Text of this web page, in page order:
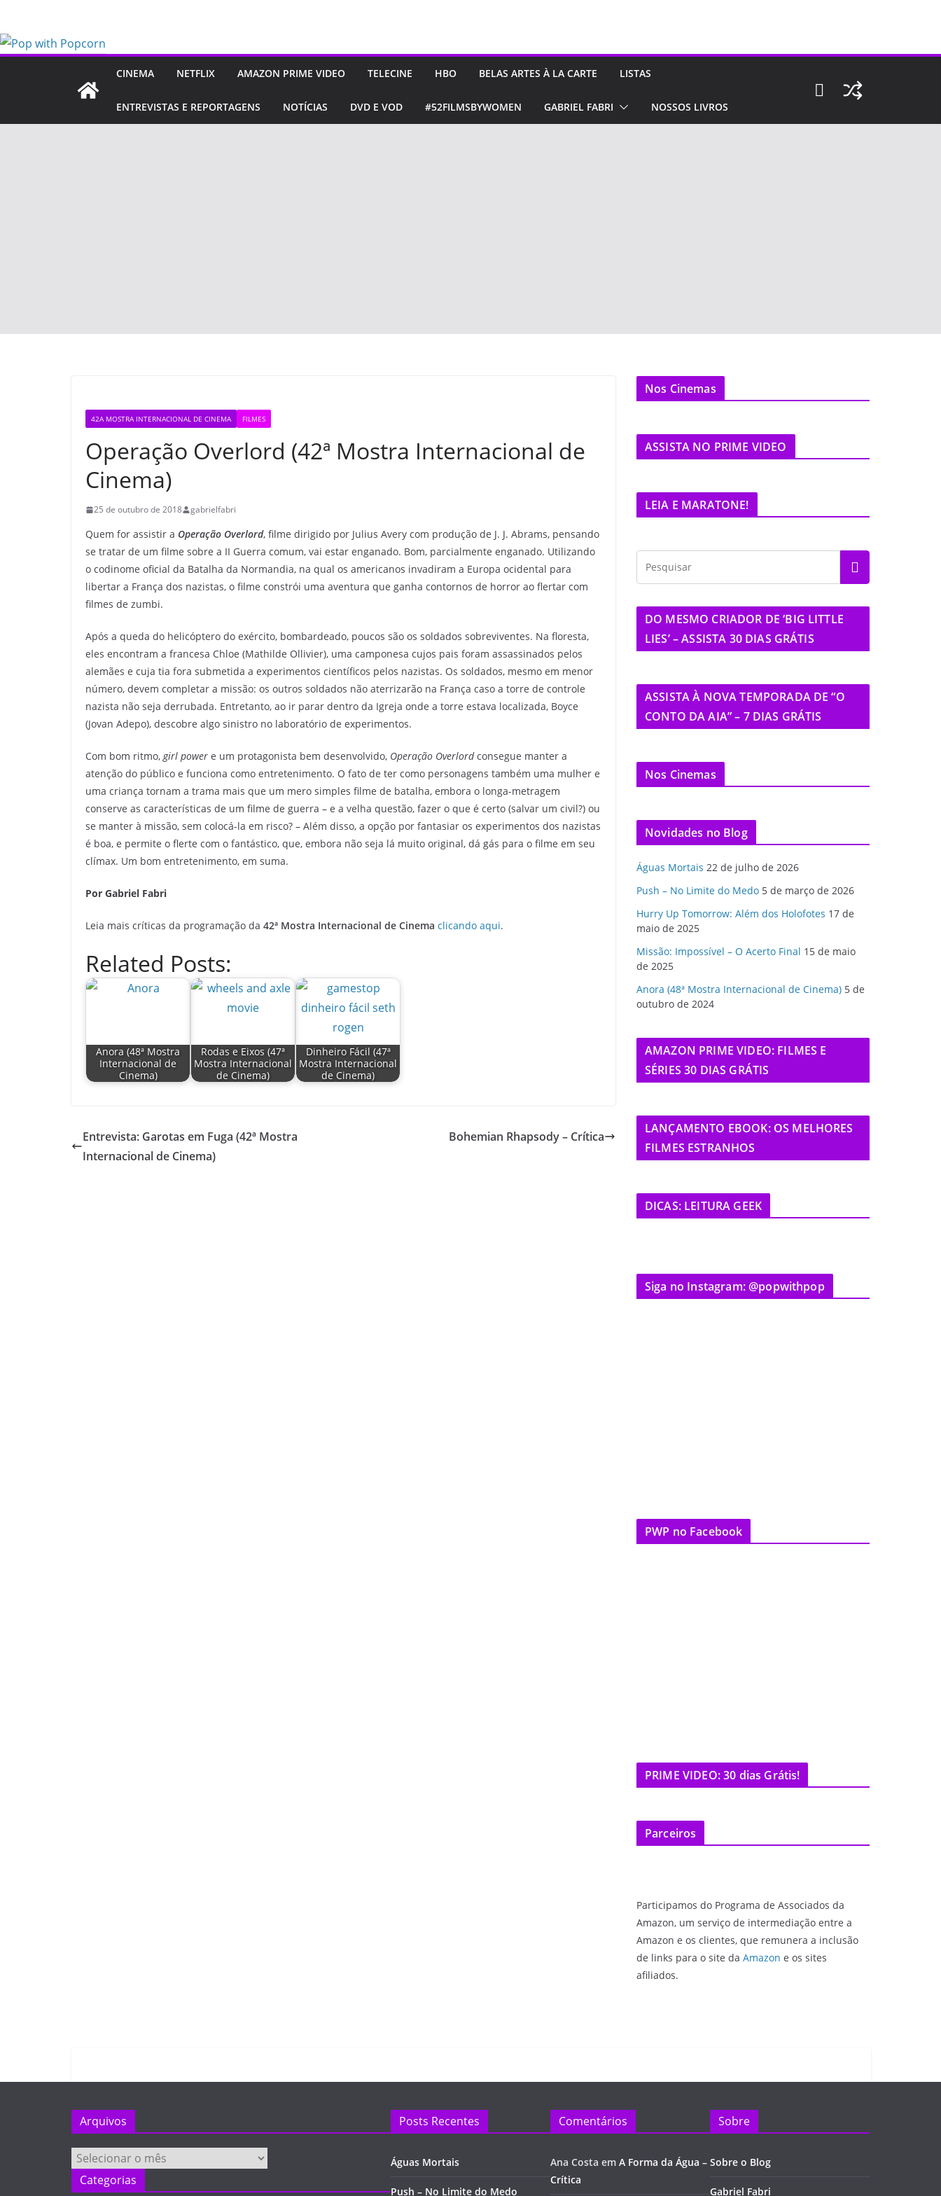
o
CINEMA NETFLIX AMAZON PRIME VIDEO TELECINE HBO BELAS ARTES À LA CARTE LISTAS
ENTREVISTAS E REPORTAGENS NOTÍCIAS DVD E VOD #52FILMSBYWOMEN GABRIEL FABRI NOSSOS LIVROS
42A MOSTRA INTERNACIONAL DE CINEMA FILMES
Operação Overlord (42ª Mostra Internacional de
Cinema)
25 de outubro de 2018 gabrielfabri
Quem for assistir a Operação Overlord, filme dirigido por Julius Avery com produção de J. J. Abrams, pensando
se tratar de um filme sobre a II Guerra comum, vai estar enganado. Bom, parcialmente enganado. Utilizando
o codinome oficial da Batalha da Normandia, na qual os americanos invadiram a Europa ocidental para
libertar a França dos nazistas, o filme constrói uma aventura que ganha contornos de horror ao flertar com
filmes de zumbi.
Após a queda do helicóptero do exército, bombardeado, poucos são os soldados sobreviventes. Na floresta,
eles encontram a francesa Chloe (Mathilde Ollivier), uma camponesa cujos pais foram assassinados pelos
alemães e cuja tia fora submetida a experimentos científicos pelos nazistas. Os soldados, mesmo em menor
número, devem completar a missão: os outros soldados não aterrizarão na França caso a torre de controle
nazista não seja derrubada. Entretanto, ao ir parar dentro da Igreja onde a torre estava localizada, Boyce
(Jovan Adepo), descobre algo sinistro no laboratório de experimentos.
Com bom ritmo,girl power e um protagonista bem desenvolvido, Operação Overlordconsegue manter a
atenção do público e funciona como entretenimento. O fato de ter como personagens também uma mulher e
uma criança tornam a trama mais que um mero simples filme de batalha, embora o longa-metragem
conserve as características de um filme de guerra – e a velha questão, fazer o que é certo (salvar um civil?) ou
se manter à missão, sem colocá-la em risco? – Além disso, a opção por fantasiar os experimentos dos nazistas
é boa, e permite o flerte com o fantástico, que, embora não seja lá muito original, dá gás para o filme em seu
clímax. Um bom entretenimento, em suma.
Por Gabriel Fabri
Leia mais críticas da programação da 42ª Mostra Internacional de Cinema clicando aqui.
Related Posts:
Anora (48ª Mostra
Internacional de
Cinema)
Rodas e Eixos (47ª
Mostra Internacional
de Cinema)
Dinheiro Fácil (47ª
Mostra Internacional
de Cinema)
Entrevista: Garotas em Fuga (42ª Mostra
Internacional de Cinema)
Bohemian Rhapsody – Crítica
Nos Cinemas
ASSISTA NO PRIME VIDEO
LEIA E MARATONE!
DO MESMO CRIADOR DE ‘BIG LITTLE
LIES’ – ASSISTA 30 DIAS GRÁTIS
ASSISTA À NOVA TEMPORADA DE “O
CONTO DA AIA” – 7 DIAS GRÁTIS
Nos Cinemas
Novidades no Blog
Águas Mortais 22 de julho de 2026
Push – No Limite do Medo 5 de março de 2026
Hurry Up Tomorrow: Além dos Holofotes 17 de
maio de 2025
Missão: Impossível – O Acerto Final 15 de maio
de 2025
Anora (48ª Mostra Internacional de Cinema) 5 de
outubro de 2024
AMAZON PRIME VIDEO: FILMES E
SÉRIES 30 DIAS GRÁTIS
LANÇAMENTO EBOOK: OS MELHORES
FILMES ESTRANHOS
DICAS: LEITURA GEEK
Siga no Instagram: @popwithpop
PWP no Facebook
PRIME VIDEO: 30 dias Grátis!
Parceiros
Participamos do Programa de Associados da
Amazon, um serviço de intermediação entre a
Amazon e os clientes, que remunera a inclusão
de links para o site da Amazon e os sites
afiliados.
Arquivos
Arquivos
Categorias
Posts Recentes
Águas Mortais
Push – No Limite do Medo
Comentários
Ana Costa em A Forma da Água –
Crítica
Sobre
Sobre o Blog
Gabriel Fabri